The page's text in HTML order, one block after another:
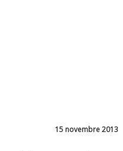
15 novembre 2013